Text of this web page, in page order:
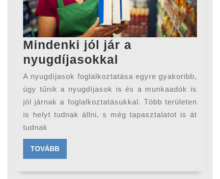
Mindenki jól jár a
nyugdíjasokkal
jól
jár
a
nyugdíjasokkal
A nyugdíjasok foglalkoztatása egyre gyakoribb,
úgy tűnik a nyugdíjasok is és a munkaadók is
jól járnak a foglalkoztatásukkal. Több területen
is helyt tudnak állni, s még tapasztalatot is át
tudnak
TOVÁBBTOVÁBB